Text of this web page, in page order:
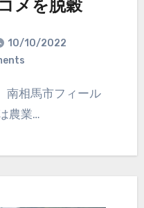
メを脱穀
10/10/2022
農業…